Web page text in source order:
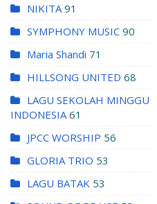
NIKITA 91
SYMPHONY MUSIC 90
Maria Shandi 71
HILLSONG UNITED 68
LAGU SEKOLAH MINGGU
INDONESIA 61
JPCC WORSHIP 56
GLORIA TRIO 53
LAGU BATAK 53